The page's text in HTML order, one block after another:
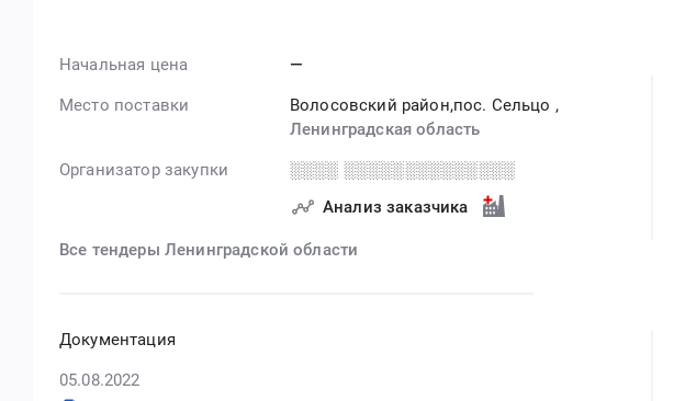
Начальная цена —
Место поставки Волосовский район,пос. Сельцо ,
Ленинградская область
Организатор закупки
░░░░ ░░░░░░░░░░░░░░
Анализ заказчика
Все тендеры Ленинградской области
Документация
05.08.2022